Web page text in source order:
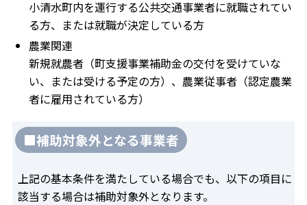
小清水町内を運行する公共交通事業者に就職されてい
る方、または就職が決定している方
農業関連
新規就農者（町支援事業補助金の交付を受けていな
い、または受ける予定の方）、農業従事者（認定農業
者に雇用されている方）
■補助対象外となる事業者
上記の基本条件を満たしている場合でも、以下の項目に
該当する場合は補助対象外となります。